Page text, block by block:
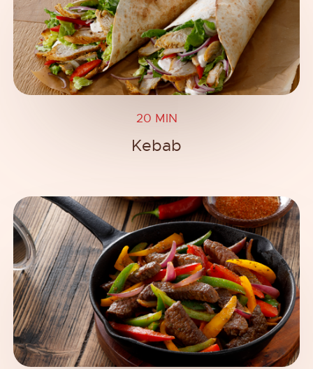
20 MIN
Kebab